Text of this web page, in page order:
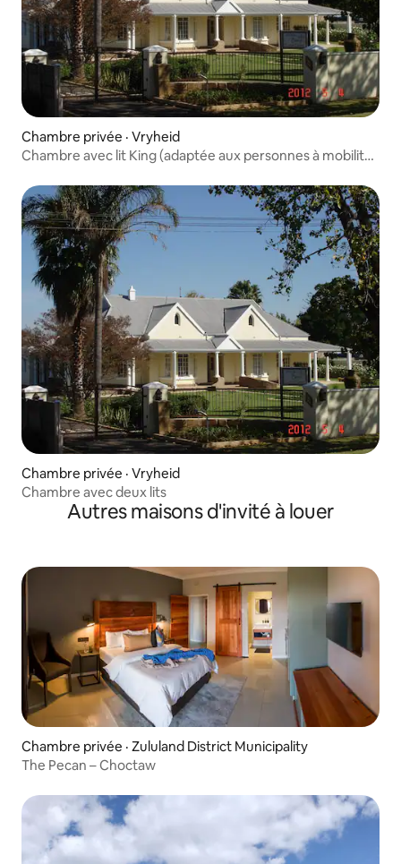
Chambre privée · Vryheid
Chambre avec lit King (adaptée aux personnes à mobilité
Chambre privée · Vryheid
Chambre avec deux lits
Autres maisons d'invité à louer
Chambre privée · Zululand District Municipality
The Pecan – Choctaw